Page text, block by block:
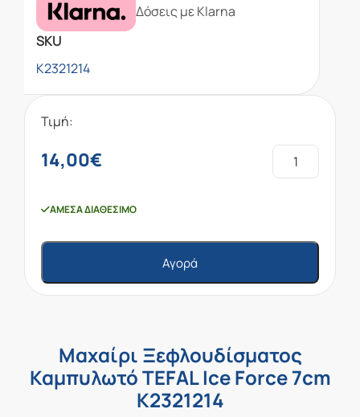
Δόσεις με Klarna
SKU
K2321214
Τιμή:
14,00€
ΆΜΕΣΑ ΔΙΑΘΈΣΙΜΟ
Αγορά
Μαχαίρι Ξεφλουδίσματος
Καμπυλωτό TEFAL Ice Force 7cm
K2321214